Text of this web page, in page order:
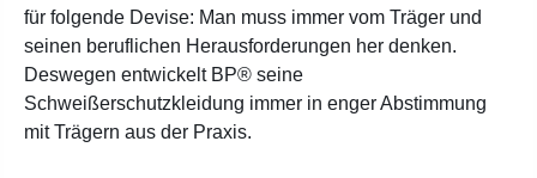
für folgende Devise: Man muss immer vom Träger und
seinen beruflichen Herausforderungen her denken.
Deswegen entwickelt BP® seine
Schweißerschutzkleidung immer in enger Abstimmung
mit Trägern aus der Praxis.